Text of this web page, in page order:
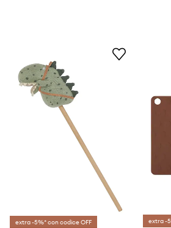
extra -5%* con codice OFF extra -